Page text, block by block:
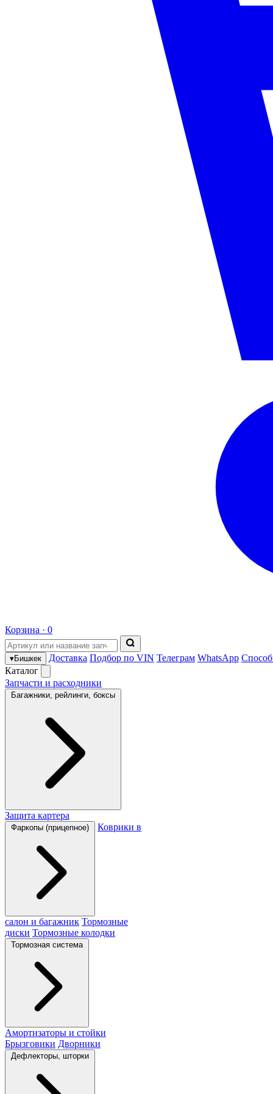
Корзина · 0
▾Бишкек Доставка Подбор по VIN Телеграм WhatsApp
Каталог
Запчасти и расходники
Багажники, рейлинги, боксы
Защита картера
Фаркопы (прицепное) Коврики в
салон и багажник Тормозные
диски Тормозные колодки
Тормозная система
Амортизаторы и стойки
Брызговики Дворники
Дефлекторы, шторки